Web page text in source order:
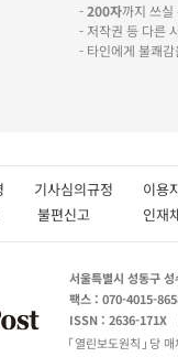
-200자까지 쓰
- 저작권 등 다른
- 타인에게 불쾌
령 기사심의규정 이
불편신고 인
서울특별시 성동구
팩스 : 070-4015-
ISSN : 2636-171X
열린보도원칙
당